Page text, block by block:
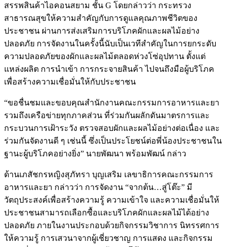
สรรพสินค้าไอคอนสยาม ชั้น G โดยกล่าวว่า กระทรวง
สาธารณสุขให้ความสำคัญกับการดูแลคุณภาพชีวิตของ
ประชาชน ผ่านการส่งเสริมการบริโภคผักและผลไม้อย่าง
ปลอดภัย การจัดงานในครั้งนี้นับเป็นเวทีสำคัญในการยกระดับ
ความปลอดภัยของผักและผลไม้ตลอดห่วงโซ่อุปทาน ตั้งแต่
แหล่งผลิต การนำเข้า การกระจายสินค้า ไปจนถึงมือผู้บริโภค
เพื่อสร้างความเชื่อมั่นให้กับประชาชน
“ขอชื่นชมและขอบคุณสำนักงานคณะกรรมการอาหารและยา
รวมถึงเครือข่ายทุกภาคส่วน ที่ร่วมกันผลักดันมาตรการและ
กระบวนการเฝ้าระวัง ตรวจสอบผักและผลไม้อย่างต่อเนื่อง และ
ร่วมกันจัดงานดี ๆ เช่นนี้ ซึ่งเป็นประโยชน์ต่อพี่น้องประชาชนใน
ฐานะผู้บริโภคอย่างยิ่ง” นายพัฒนา พร้อมพัฒน์ กล่าว
ด้านเภสัชกรหญิงสุภัทรา บุญเสริม เลขาธิการคณะกรรมการ
อาหารและยา กล่าวว่า การจัดงาน “จากต้น…สู่โต๊ะ” มี
วัตถุประสงค์เพื่อสร้างความรู้ ความเข้าใจ และความเชื่อมั่นให้
ประชาชนสามารถเลือกซื้อและบริโภคผักและผลไม้ได้อย่าง
ปลอดภัย ภายในงานประกอบด้วยกิจกรรมวิชาการ นิทรรศการ
ให้ความรู้ การเสวนาจากผู้เชี่ยวชาญ การแสดง และกิจกรรม